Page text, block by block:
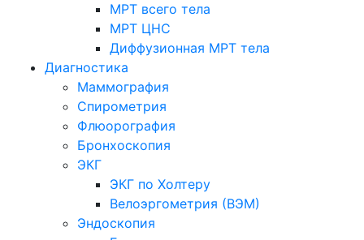
МРТ всего тела
МРТ ЦНС
Диффузионная МРТ тела
Диагностика
Маммография
Спирометрия
Флюорография
Бронхоскопия
ЭКГ
ЭКГ по Холтеру
Велоэргометрия (ВЭМ)
Эндоскопия